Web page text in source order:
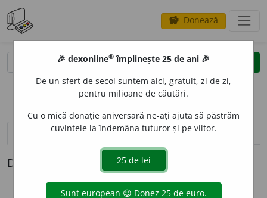
savings Donează
clear
opțiuni
definiții (1) pronunțievolume_up (1)
Definiția cu ID-ul 905920:
🎉 dexonline® împlinește 25 de ani 🎉
De un sfert de secol suntem aici, gratuit, zi de zi,
pentru milioane de căutări.
Cu o mică donație aniversară ne-ați ajuta să păstrăm
cuvintele la îndemâna tuturor și pe viitor.